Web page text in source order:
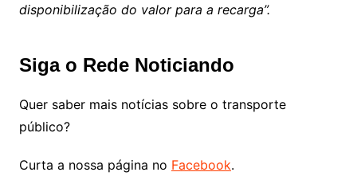
disponibilização do valor para a recarga”.
Siga o Rede Noticiando
Quer saber mais notícias sobre o transporte
público?
Curta a nossa página no Facebook.